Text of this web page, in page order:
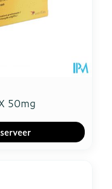
50mg